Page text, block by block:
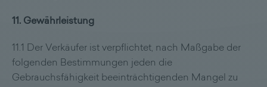
11. Gewährleistung
11.1 Der Verkäufer ist verpflichtet, nach Maßgabe der
folgenden Bestimmungen jeden die
Gebrauchsfähigkeit beeinträchtigenden Mangel zu